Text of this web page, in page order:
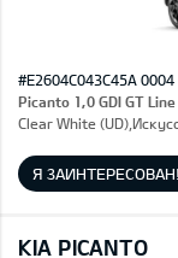
#E2604C043C45A 0004
Picanto 1,0 GDI GT
Clear White
Я ЗАИНТЕРЕСОВАН!
KIA PICANTO